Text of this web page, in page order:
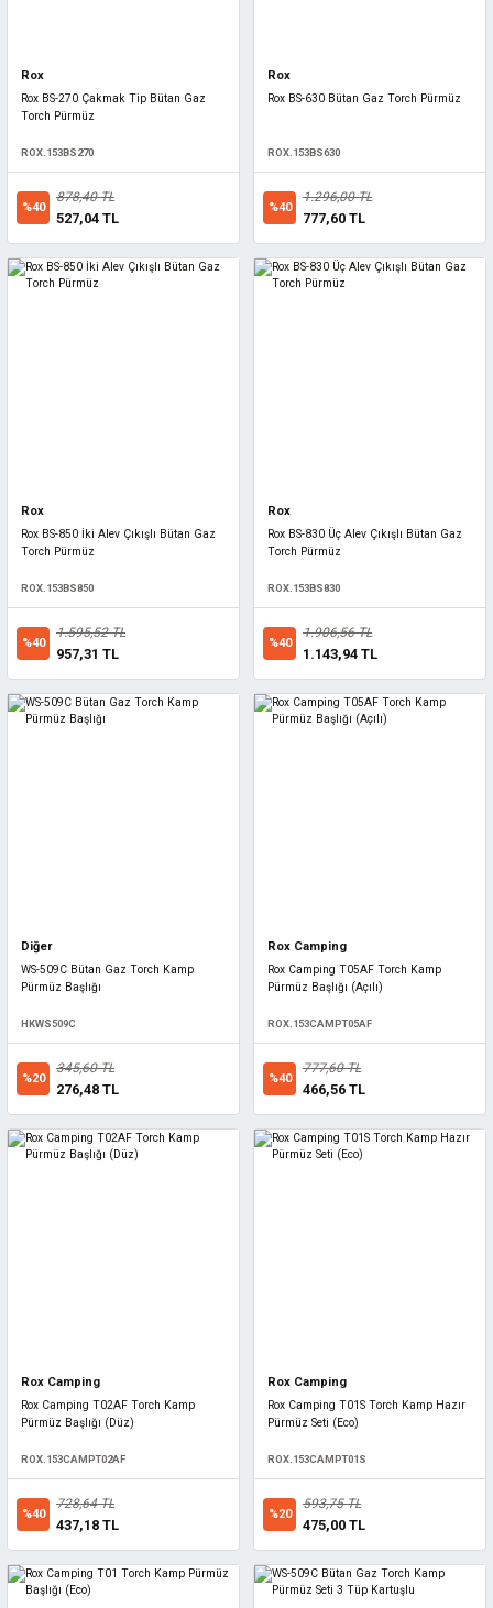
Rox
Rox BS-270 Çakmak Tip Bütan Gaz
Torch Pürmüz
ROX.153BS270
%40
878,40 TL
527,04 TL
Rox
Rox BS-630 Bütan Gaz Torch Pürmüz
ROX.153BS630
%40
1.296,00 TL
777,60 TL
Rox
Rox BS-850 İki Alev Çıkışlı Bütan Gaz
Torch Pürmüz
ROX.153BS850
%40
1.595,52 TL
957,31 TL
Rox
Rox BS-830 Üç Alev Çıkışlı Bütan Gaz
Torch Pürmüz
ROX.153BS830
%40
1.906,56 TL
1.143,94 TL
Diğer
WS-509C Bütan Gaz Torch Kamp
Pürmüz Başlığı
HKWS509C
%20
345,60 TL
276,48 TL
Rox Camping
Rox Camping T05AF Torch Kamp
Pürmüz Başlığı (Açılı)
ROX.153CAMPT05AF
%40
777,60 TL
466,56 TL
Rox Camping
Rox Camping T02AF Torch Kamp
Pürmüz Başlığı (Düz)
ROX.153CAMPT02AF
%40
728,64 TL
437,18 TL
Rox Camping
Rox Camping T01S Torch Kamp Hazır
Pürmüz Seti (Eco)
ROX.153CAMPT01S
%20
593,75 TL
475,00 TL